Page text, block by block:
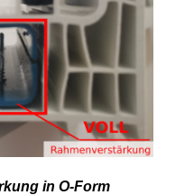
in O-Form